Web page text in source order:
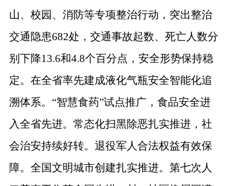
山、校园、消防等专项整治行动，突出整治
交通隐患682处，交通事故起数、死亡人数分
别下降13.6和4.8个百分点，安全形势保持稳
定。在全省率先建成液化气瓶安全智能化追
溯体系。 “智慧食药”试点推广，食品安全进
入全省先进。常态化扫黑除恶扎实推进，社
会治安持续好转。退役军人合法权益有效保
障。全国文明城市创建扎实推进。第七次人